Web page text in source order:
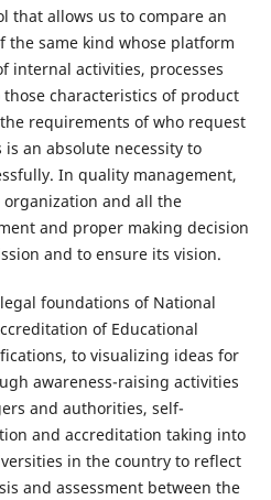
that allows us to compare an
same kind whose platform
internal activities, processes
characteristics of product
requirements of who request
an absolute necessity to
In quality management,
and all the
and proper making decision
and to ensure its vision.
foundations of National
of Educational
to visualizing ideas for
awareness-raising activities
and authorities, self-
and accreditation taking into
in the country to reflect
and assessment between the